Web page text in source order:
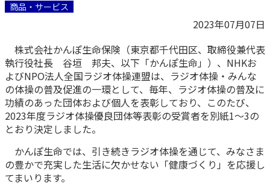
ご契約者さま
ご契約者さま
マイページログイン
入院保険金・手術保険金のご請求
保険をご検討中のお客さま
保険をご検討中のお客さま
終身保険
養老保険
法人のお客さま
【まずはご相談ください】企業経営でお悩みの方はこ
法人のお客さま向け商品一覧
お役立ち情報
かんぽ生命について
商品・サービス
2023年07月07日
株式会社かんぽ生命保険（東京都千代田区、取締役兼代表
執行役社長 谷垣 邦夫、以下「かんぽ生命」）、NHKお
よびNPO法人全国ラジオ体操連盟は、ラジオ体操・みんな
の体操の普及促進の一環として、毎年、ラジオ体操の普及に
功績のあった団体および個人を表彰しており、このたび、
2023年度ラジオ体操優良団体等表彰の受賞者を別紙1～3の
とおり決定しました。
かんぽ生命では、引き続きラジオ体操を通じて、みなさま
の豊かで充実した生活に欠かせない「健康づくり」を応援し
てまいります。